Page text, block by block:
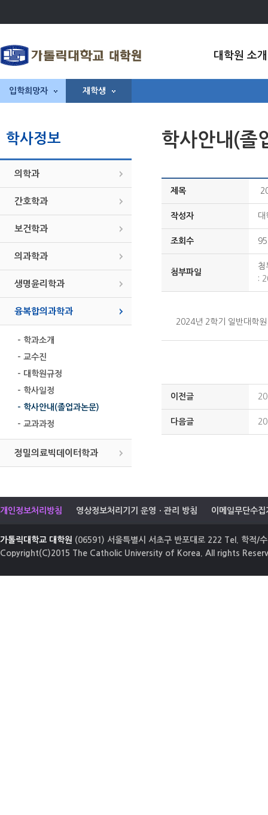
대학원 소개
입학희망자 재학생
학사정보
의학과
간호학과
보건학과
의과학과
생명윤리학과
융복합의과학과
- 학과소개
- 교수진
- 대학원규정
- 학사일정
- 학사안내(졸업과논문)
- 교과과정
정밀의료빅데이터학과
학사안내(졸
제목
작성자 대
조회수
첨부파일
첨
:
2024년 2학기 일반대학
이전글
다음글
개인정보처리방침 영상정보처리기기 운영ㆍ관리 방침 이메일무단수집
가톨릭대학교 대학원 (06591) 서울특별시 서초구 반포대로 222 Tel. 학적/
Copyright(C)2015 The Catholic University of Korea. All rights